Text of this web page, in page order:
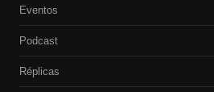
Eventos
Podcast
Réplicas